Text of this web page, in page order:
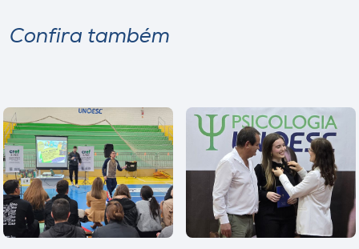
Confira também